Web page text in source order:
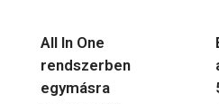
All In One
rendszerben
egymásra